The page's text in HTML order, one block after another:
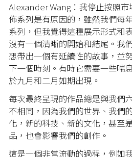
Alexander Wang：我停止按照
佈系列是有原因的，雖然我們每
系列，但我覺得這種展示形式和
沒有一個清晰的開始和結尾。我
想帶出一個有延續性的故事，並
下一個時刻。有時它需要一些喘
於九月和二月如期出現。
每次最終呈現的作品總是與我們
不相同，因為我們的世界、我們
化，新的科技、新的文化，甚至
品，也會影響我們的創作。
這是一個非常流動的過程，例如